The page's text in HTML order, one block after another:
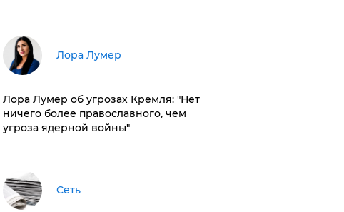
​Лора Лумер
Лора Лумер об угрозах Кремля: "Нет
ничего более православного, чем
угроза ядерной войны"
Сеть